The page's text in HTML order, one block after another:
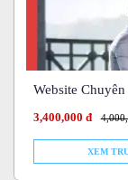
Website
3,400,000 đ
XEM